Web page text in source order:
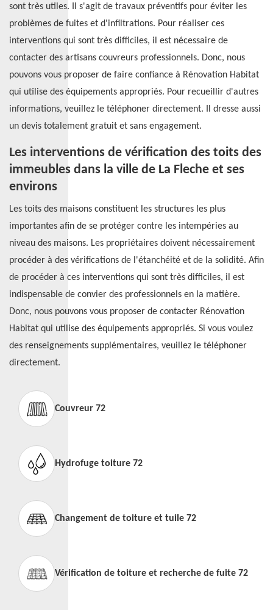
sont très utiles. Il s'agit de travaux préventifs pour éviter les
problèmes de fuites et d'infiltrations. Pour réaliser ces
interventions qui sont très difficiles, il est nécessaire de
contacter des artisans couvreurs professionnels. Donc, nous
pouvons vous proposer de faire confiance à Rénovation Habitat
qui utilise des équipements appropriés. Pour recueillir d'autres
informations, veuillez le téléphoner directement. Il dresse aussi
un devis totalement gratuit et sans engagement.
Les interventions de vérification des toits des
immeubles dans la ville de La Fleche et ses
environs
Les toits des maisons constituent les structures les plus
importantes afin de se protéger contre les intempéries au
niveau des maisons. Les propriétaires doivent nécessairement
procéder à des vérifications de l'étanchéité et de la solidité. Afin
de procéder à ces interventions qui sont très difficiles, il est
indispensable de convier des professionnels en la matière.
Donc, nous pouvons vous proposer de contacter Rénovation
Habitat qui utilise des équipements appropriés. Si vous voulez
des renseignements supplémentaires, veuillez le téléphoner
directement.
Couvreur 72
Hydrofuge toiture 72
Changement de toiture et tuile 72
Vérification de toiture et recherche de fuite 72